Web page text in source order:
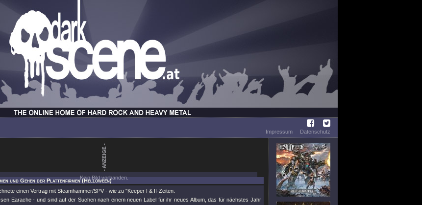
Impressum
Datenschutz
Kein Bild vorhanden.
und Gehen der Plattenfirmen (Helloween)
einen Vertrag mit Steamhammer/SPV - wie zu "Keeper I & II-Zeiten.
Earache - und sind auf der Suchen nach einem neuen Label für ihr neues Album, das für nächstes Jahr